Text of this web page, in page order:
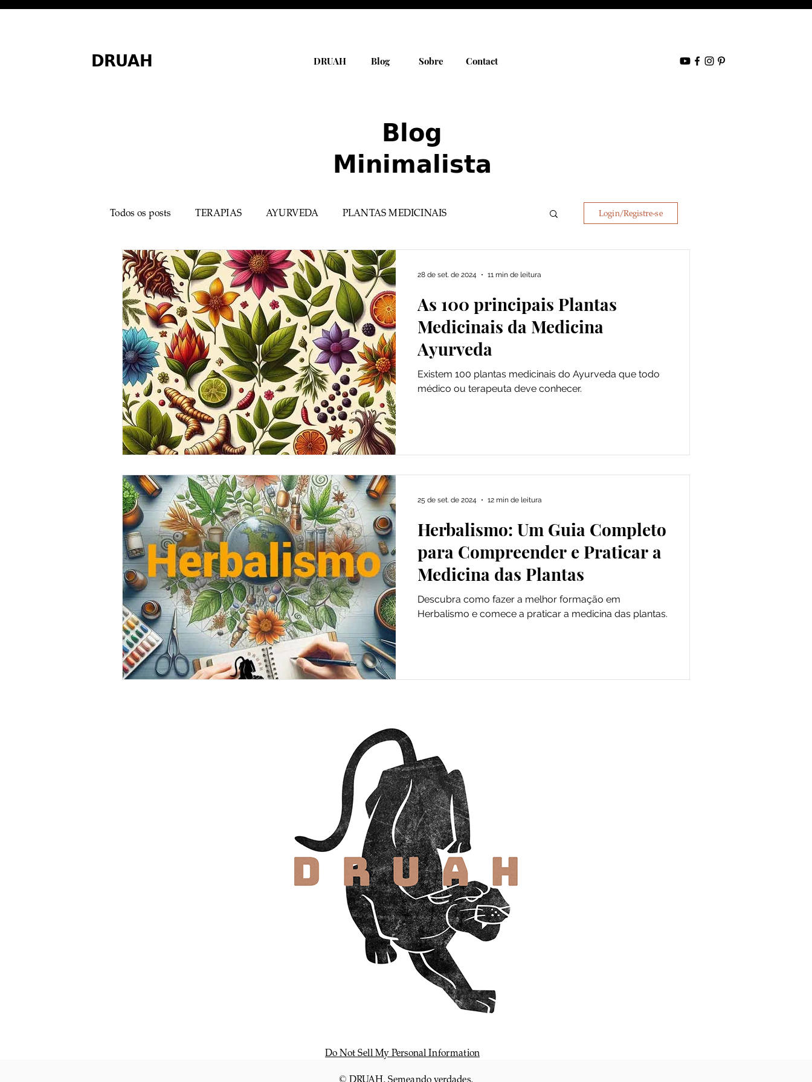
DRUAH DRUAH Blog Sobre Contact
Blog
Minimalista
Todos os posts TERAPIAS AYURVEDA PLANTAS MEDICINAIS
MEDICINA MINIMALISTA PRODUTOS SELECIONADOS
Mistérios Médicos Mentalidade Saúde Especiarias
Login/Registre-se
As 100 principais Plantas
Medicinais da Medicina
Ayurveda
Existem 100 plantas medicinais do Ayurveda que todo
médico ou terapeuta deve conhecer.
28 de set. de 2024 11 min de leitura
Herbalismo: Um Guia Completo
para Compreender e Praticar a
Medicina das Plantas
Descubra como fazer a melhor formação em
Herbalismo e comece a praticar a medicina das plantas.
25 de set. de 2024 12 min de leitura
Do Not Sell My Personal Information
© DRUAH. Semeando verdades.